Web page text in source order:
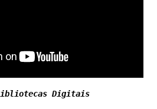
Bibliotecas Digitais